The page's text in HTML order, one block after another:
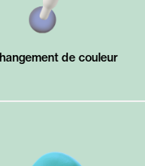
de couleur